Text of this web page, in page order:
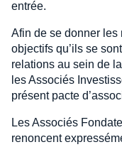
entrée.
Afin de se donner
objectifs qu’ils se
relations au sein de
les Associés
présent pacte
Les Associés
renoncent